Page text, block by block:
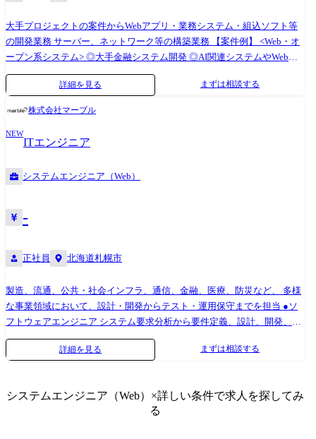
大手プロジェクトの案件からWebアプリ・業務システム・組込ソフト等
の開発業務 サーバー、ネットワーク等の構築業務 【案件例】 <Web・オ
ープン系システム> ◎大手金融システム開発 ◎AI関連システムやWebア
プリの開発 ◎Androidアプリ、スマートフォン分野での各種開発 ◎ECサ
イト、ポータルサイトの開発 <業務系システム> ◎顧客管理システム開発
◎医療・福祉系システム開発 ◎顧客向けシステム開発・運用・保守 <組
開発 <インフラ構築> ◎大手Sier社内情報基盤構築PJ(Windows Server) ◎大
手メーカー基幹システムクラウド構築(AWS,Azure,Google) ◎インフラ仮
想基盤構築(Citrix,Vmware) ◎基幹ネットワークの更改(設計、構築、導入
支援) (変更の範囲)会社の定める業務
詳細を見る まずは相談する
株式会社マーブル
NEW
ITエンジニア
システムエンジニア（Web）
-
正社員 北海道札幌市
製造、流通、公共・社会インフラ、通信、金融、医療、防災など、 多様
な事業領域において、設計・開発からテスト・運用保守までを担当 ●ソ
フトウェアエンジニア システム要求分析から要件定義、設計、開発、テ
スト、運用・保守まで、 上流工程から一貫して携わり、技術力を活かし
て課題解決に貢献します。 ●ハードウェアエンジニア 自動車、家電製
成まで、ハードウェア開発の 各工程に幅広く関与します。 ●インフラエ
ンジニア ネットワーク、サーバー、セキュリティ、クラウドなどのイン
詳細を見る まずは相談する
システムエンジニア（Web） ×詳しい条件で求人を探してみ
る